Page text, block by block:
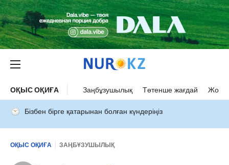
ОҚЫС ОҚИҒА Заңбұзушылық Төтенше жағдай Жол
Бізбен бірге қатарынан болған күндеріңіз
ОҚЫС ОҚИҒА ЗАҢБҰЗУШЫЛЫҚ